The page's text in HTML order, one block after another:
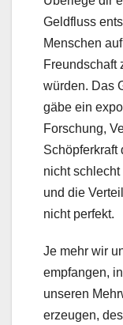
Geldfluss
Menschen
Freundschaft
würden. Das
gäbe ein
Forschung,
Schöpferkraft
nicht
und die
nicht perfekt.
Je mehr wir
empfangen,
unseren
erzeugen,